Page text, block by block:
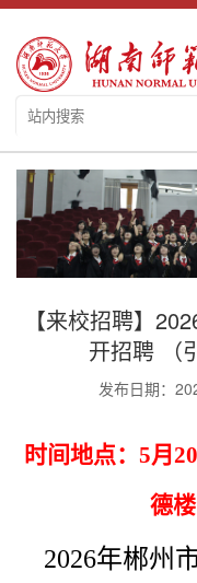
【来校招聘】
开招聘 （
发布日期：
时间地点：5月
德
2026年郴州